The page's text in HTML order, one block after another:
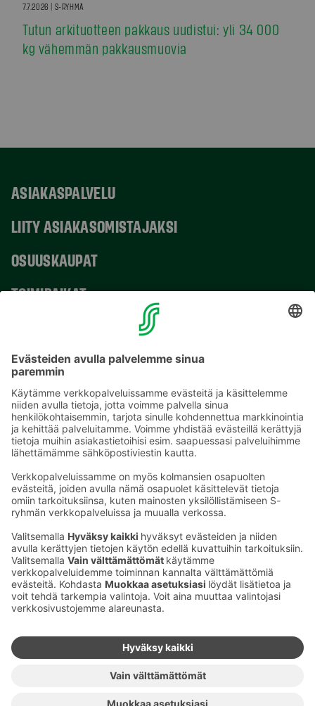
7.7.2026 | S-RYHMÄ
Tutun arkituotteen pakkaus uudistui: yli 34 000
kg vähemmän pakkausmuovia
ASIAKASPALVELU
LIITY ASIAKASOMISTAJAKSI
OSUUSKAUPAT
TOIMIPAIKAT
Sähköpostiosoitteet S-ryhmässä ovat muotoa
etunimi.sukunimi@sok.fi
Seuraa meitä:
Muuta evästeasetuksia